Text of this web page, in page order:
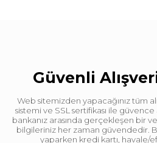
Güvenli
Web sitemizden yapacağınız tüm
sistemi ve SSL sertifikası ile
bankanız arasında gerçekleşen bir
bilgileriniz her zaman güvendedir.
yaparken kredi kartı, havale/